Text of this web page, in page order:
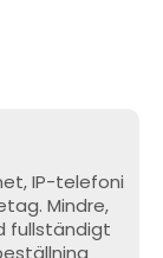
IP-telefoni
Mindre,
fullständigt